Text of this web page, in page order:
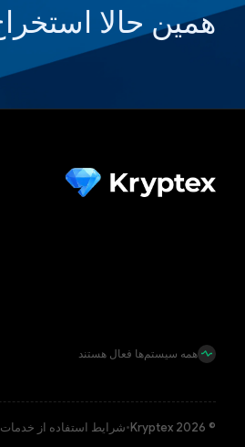
همین حالا
همه سیستم‌ها فعال هستند
© Kryptex 2026
•شرایط استفاده از خدمات